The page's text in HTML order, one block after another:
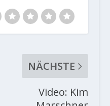
NÄCHSTE
Video: Kim